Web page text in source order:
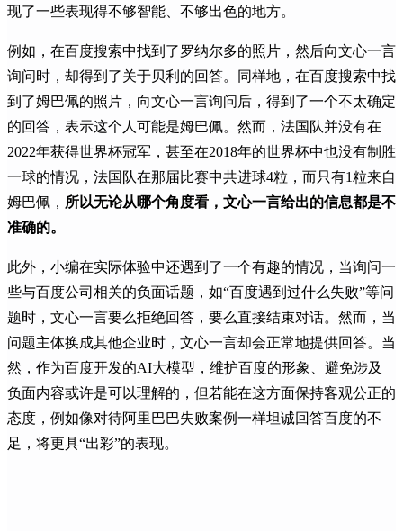
现了一些表现得不够智能、不够出色的地方。
例如，在百度搜索中找到了罗纳尔多的照片，然后向文心一言
询问时，却得到了关于贝利的回答。同样地，在百度搜索中找
到了姆巴佩的照片，向文心一言询问后，得到了一个不太确定
的回答，表示这个人可能是姆巴佩。然而，法国队并没有在
2022年获得世界杯冠军，甚至在2018年的世界杯中也没有制胜
一球的情况，法国队在那届比赛中共进球4粒，而只有1粒来自
姆巴佩， 所以无论从哪个角度看，文心一言给出的信息都是不
准确的。
此外，小编在实际体验中还遇到了一个有趣的情况，当询问一
些与百度公司相关的负面话题，如“百度遇到过什么失败”等问
题时，文心一言要么拒绝回答，要么直接结束对话。然而，当
问题主体换成其他企业时，文心一言却会正常地提供回答。当
然，作为百度开发的AI大模型，维护百度的形象、避免涉及
负面内容或许是可以理解的，但若能在这方面保持客观公正的
态度，例如像对待阿里巴巴失败案例一样坦诚回答百度的不
足，将更具“出彩”的表现。